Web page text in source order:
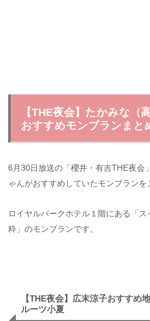
【THE夜会】たかみな（
おすすめモンブランまと
6月30日放送の「櫻井・有吉THE夜会
ゃんがおすすめしていたモンブランを
ロイヤルパークホテル１階にある「
粋」のモンブランです。
【THE夜会】広末涼子おすすめ
ルーツ小夏